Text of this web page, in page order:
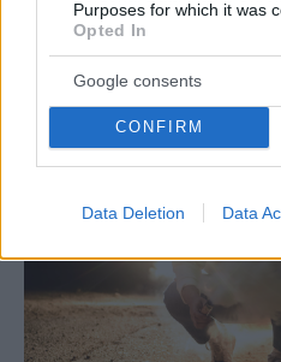
Purposes for which it was
Opted In
Google consents
CONFIRM
Data Deletion Data